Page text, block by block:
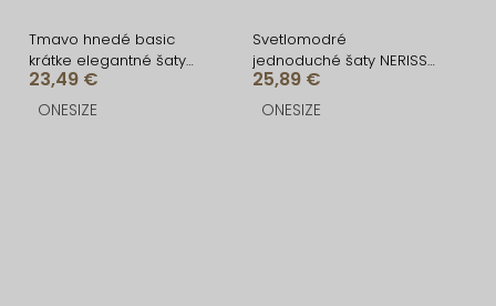
Tmavo hnedé basic
krátke elegantné šaty
SOTARA
23,49 €
ONESIZE
Svetlomodré
jednoduché šaty NERISSA
s opaskom
25,89 €
ONESIZE